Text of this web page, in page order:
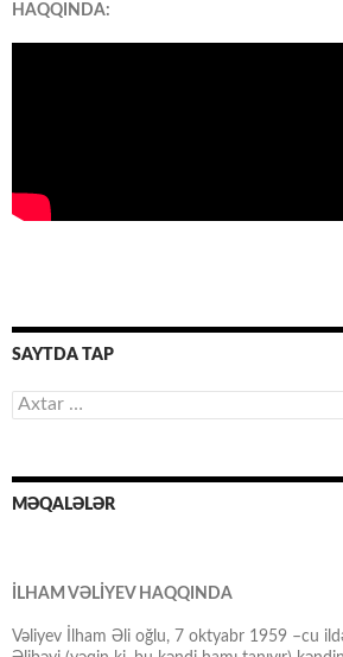
HAQQINDA:
SAYTDA TAP
Axtarış:
MƏQALƏLƏR
İLHAM VƏLİYEV HAQQINDA
Vəliyev İlham Əli oğlu, 7 oktyabr 1959 –cu